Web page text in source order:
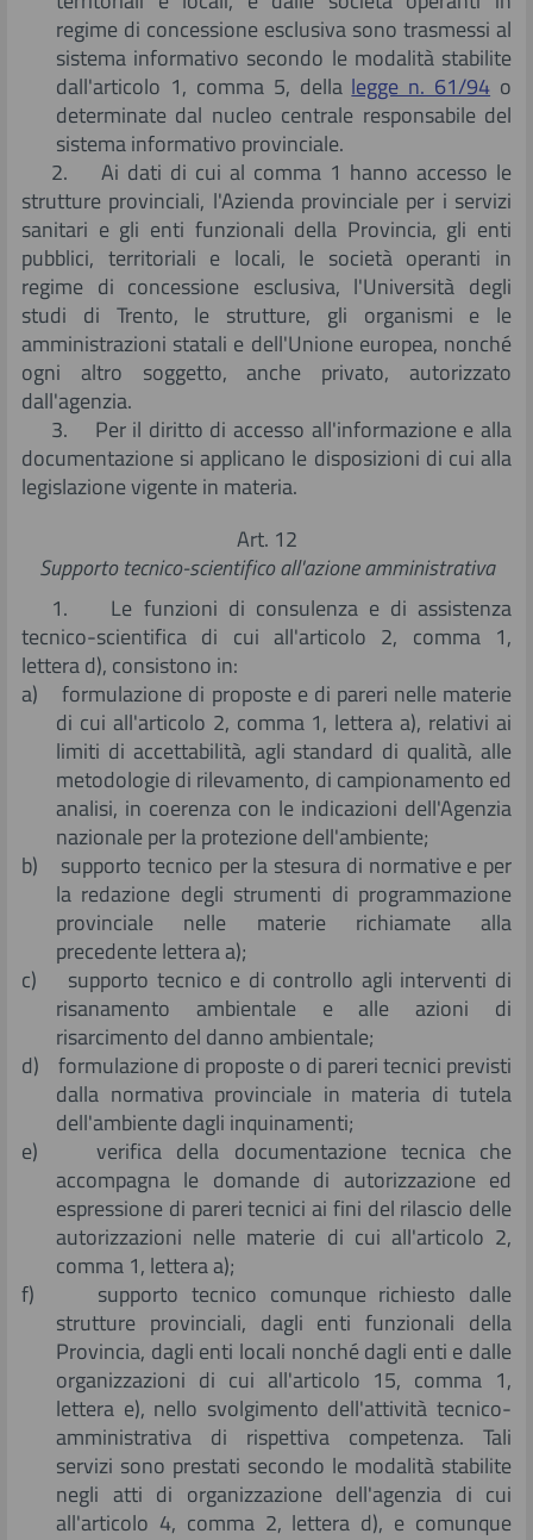
regime di concessione esclusiva sono trasmessi al
sistema informativo secondo le modalità stabilite
dall'articolo 1, comma 5, della legge n. 61/94 o
determinate dal nucleo centrale responsabile del
sistema informativo provinciale.
2. Ai dati di cui al comma 1 hanno accesso le
strutture provinciali, l'Azienda provinciale per i servizi
sanitari e gli enti funzionali della Provincia, gli enti
pubblici, territoriali e locali, le società operanti in
regime di concessione esclusiva, l'Università degli
studi di Trento, le strutture, gli organismi e le
amministrazioni statali e dell'Unione europea, nonché
ogni altro soggetto, anche privato, autorizzato
dall'agenzia.
3. Per il diritto di accesso all'informazione e alla
documentazione si applicano le disposizioni di cui alla
legislazione vigente in materia.
Art. 12
Supporto tecnico-scientifico all'azione amministrativa
1. Le funzioni di consulenza e di assistenza
tecnico-scientifica di cui all'articolo 2, comma 1,
lettera d), consistono in:
a) formulazione di proposte e di pareri nelle materie
di cui all'articolo 2, comma 1, lettera a), relativi ai
limiti di accettabilità, agli standard di qualità, alle
metodologie di rilevamento, di campionamento ed
analisi, in coerenza con le indicazioni dell'Agenzia
nazionale per la protezione dell'ambiente;
b) supporto tecnico per la stesura di normative e per
la redazione degli strumenti di programmazione
provinciale nelle materie richiamate alla
precedente lettera a);
c) supporto tecnico e di controllo agli interventi di
risanamento ambientale e alle azioni di
risarcimento del danno ambientale;
d) formulazione di proposte o di pareri tecnici previsti
dalla normativa provinciale in materia di tutela
dell'ambiente dagli inquinamenti;
e) verifica della documentazione tecnica che
accompagna le domande di autorizzazione ed
espressione di pareri tecnici ai fini del rilascio delle
autorizzazioni nelle materie di cui all'articolo 2,
comma 1, lettera a);
f) supporto tecnico comunque richiesto dalle
strutture provinciali, dagli enti funzionali della
Provincia, dagli enti locali nonché dagli enti e dalle
organizzazioni di cui all'articolo 15, comma 1,
lettera e), nello svolgimento dell'attività tecnico-
amministrativa di rispettiva competenza. Tali
servizi sono prestati secondo le modalità stabilite
negli atti di organizzazione dell'agenzia di cui
all'articolo 4, comma 2, lettera d), e comunque